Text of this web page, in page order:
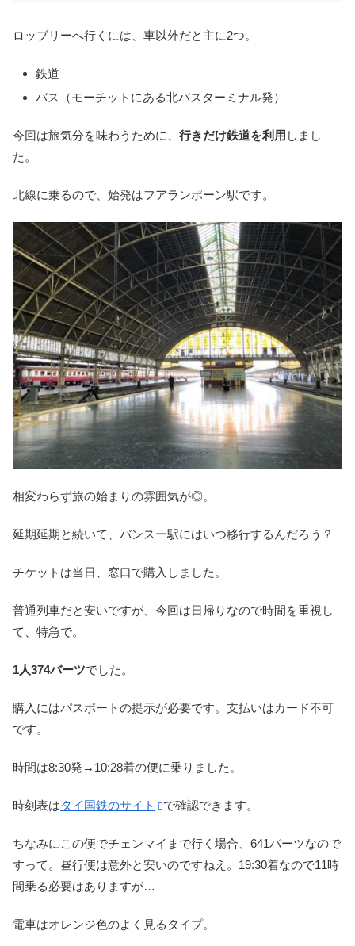
ロッブリーへ行くには、車以外だと主に2つ。
鉄道
バス（モーチットにある北バスターミナル発）
今回は旅気分を味わうために、 行きだけ鉄道を利用 しまし
た。
北線に乗るので、始発はフアランポーン駅です。
相変わらず旅の始まりの雰囲気が◎。
延期延期と続いて、バンスー駅にはいつ移行するんだろう？
チケットは当日、窓口で購入しました。
普通列車だと安いですが、今回は日帰りなので時間を重視し
て、特急で。
1人374バーツでした。
購入にはパスポートの提示が必要です。支払いはカード不可
です。
時間は8:30発→10:28着の便に乗りました。
時刻表はタイ国鉄のサイト で確認できます。
ちなみにこの便でチェンマイまで行く場合、641バーツなので
すって。昼行便は意外と安いのですねえ。19:30着なので11時
間乗る必要はありますが…
電車はオレンジ色のよく見るタイプ。